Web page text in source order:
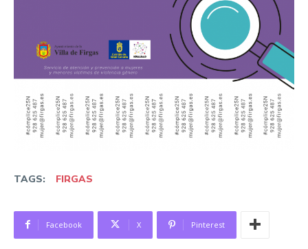
TAGS: FIRGAS
Facebook X Pinterest